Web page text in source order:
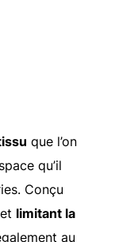
que l’on
qu’il
Conçu
et limitant la
au